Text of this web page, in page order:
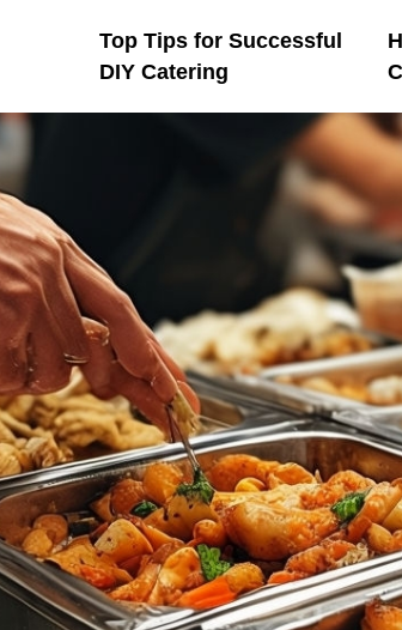
Top Tips for Successful
DIY Catering